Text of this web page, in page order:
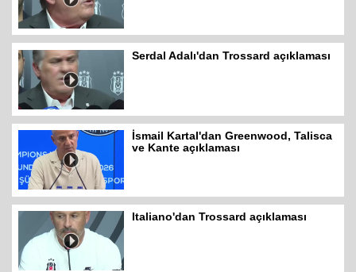
Serdal Adalı'dan Trossard açıklaması
İsmail Kartal'dan Greenwood, Talisca
ve Kante açıklaması
Italiano'dan Trossard açıklaması